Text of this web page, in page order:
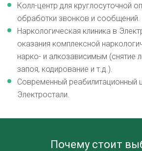
Колл-центр для круглосуточной
обработки звонков и сообщений.
Наркологическая клиника в
оказания комплексной
нарко- и алкозависимым (снятие
запоя, кодирование и т.д.).
Современный реабилитационный
Электростали.
Почему стоит